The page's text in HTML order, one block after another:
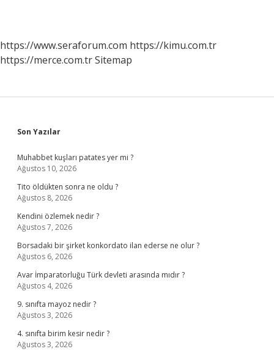
https://www.seraforum.com https://kimu.com.tr
https://merce.com.trSitemap
Sidebar
Son Yazılar
Muhabbet kuşları patates yer mi ?
Ağustos 10, 2026
Tito öldükten sonra ne oldu ?
Ağustos 8, 2026
Kendini özlemek nedir ?
Ağustos 7, 2026
Borsadaki bir şirket konkordato ilan ederse ne olur ?
Ağustos 6, 2026
Avar İmparatorluğu Türk devleti arasında mıdır ?
Ağustos 4, 2026
9. sınıfta mayoz nedir ?
Ağustos 3, 2026
4. sınıfta birim kesir nedir ?
Ağustos 3, 2026